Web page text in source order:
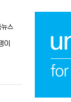
뉴스
이